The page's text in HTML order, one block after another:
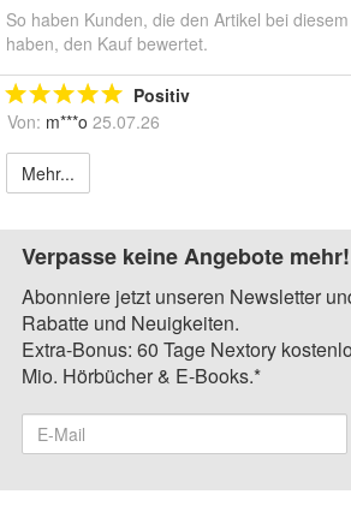
So haben Kunden, die den Artikel bei
haben, den Kauf bewertet.
Positiv
Von: m***o 25.07.26
Mehr...
Verpasse keine Angebote mehr!
Abonniere jetzt unseren Newsletter
Rabatte und Neuigkeiten.
Extra-Bonus: 60 Tage Nextory
Mio. Hörbücher & E-Books.*